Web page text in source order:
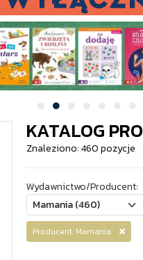
KATALOG
Znaleziono: 460 pozycje
Wydawnictwo/Producent:
Producent: Mamania